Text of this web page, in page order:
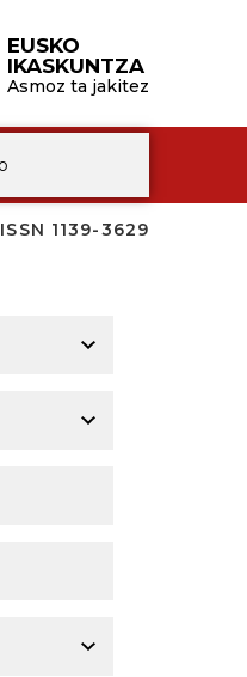
EUSKO
IKASKUNTZA
Asmoz ta jakitez
ISSN 1139-3629